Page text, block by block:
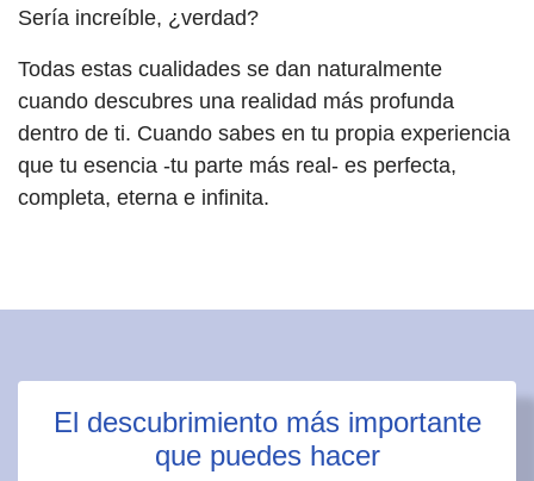
Sería increíble, ¿verdad?
Todas estas cualidades se dan naturalmente
cuando descubres una realidad más profunda
dentro de ti. Cuando sabes en tu propia experiencia
que tu esencia -tu parte más real- es perfecta,
completa, eterna e infinita.
El descubrimiento más importante
que puedes hacer